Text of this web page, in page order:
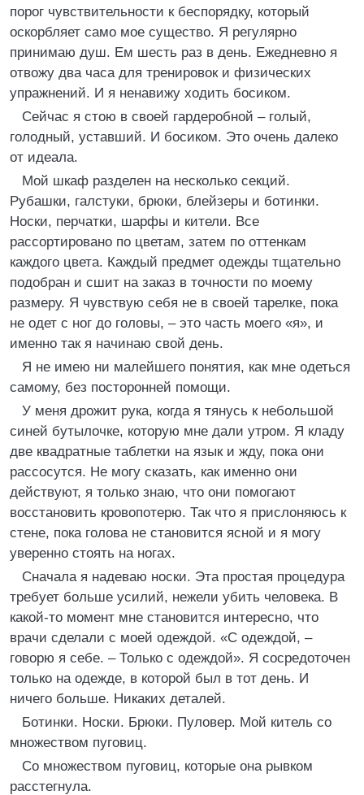
порог чувствительности к беспорядку, который
оскорбляет само мое существо. Я регулярно
принимаю душ. Ем шесть раз в день. Ежедневно я
отвожу два часа для тренировок и физических
упражнений. И я ненавижу ходить босиком.
Сейчас я стою в своей гардеробной – голый,
голодный, уставший. И босиком. Это очень далеко
от идеала.
Мой шкаф разделен на несколько секций.
Рубашки, галстуки, брюки, блейзеры и ботинки.
Носки, перчатки, шарфы и кители. Все
рассортировано по цветам, затем по оттенкам
каждого цвета. Каждый предмет одежды тщательно
подобран и сшит на заказ в точности по моему
размеру. Я чувствую себя не в своей тарелке, пока
не одет с ног до головы, – это часть моего «я», и
именно так я начинаю свой день.
Я не имею ни малейшего понятия, как мне одеться
самому, без посторонней помощи.
У меня дрожит рука, когда я тянусь к небольшой
синей бутылочке, которую мне дали утром. Я кладу
две квадратные таблетки на язык и жду, пока они
рассосутся. Не могу сказать, как именно они
действуют, я только знаю, что они помогают
восстановить кровопотерю. Так что я прислоняюсь к
стене, пока голова не становится ясной и я могу
уверенно стоять на ногах.
Сначала я надеваю носки. Эта простая процедура
требует больше усилий, нежели убить человека. В
какой-то момент мне становится интересно, что
врачи сделали с моей одеждой. «С одеждой, –
говорю я себе. – Только с одеждой». Я сосредоточен
только на одежде, в которой был в тот день. И
ничего больше. Никаких деталей.
Ботинки. Носки. Брюки. Пуловер. Мой китель со
множеством пуговиц.
Со множеством пуговиц, которые она рывком
расстегнула.